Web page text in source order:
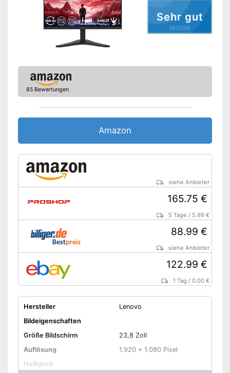
Lautsprecher
Höhenverstellbar
Energieeffizienzklasse
Gewicht
Vorteile
Mit Lautsprecher versehen
verstellen
Amazon Lieferzeit
siehe Anbieter
Sehr gut
05/2026
85 Bewertungen
Amazon
siehe Anbieter
165.75 €
5 Tage / 5.99 €
88.99 €
siehe Anbieter
122.99 €
1 Tag /0.00 €
Hersteller
Lenovo
Bildeigenschaften
Größe Bildschirm
23,8 Zoll
Auflösung
1.920 x 1.080 Pixel
Helligkeit